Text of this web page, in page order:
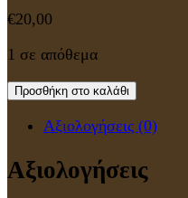
€20,00
1 σε απόθεμα
Προσθήκη στο καλάθι
Αξιολογήσεις (0)
Αξιολογήσεις